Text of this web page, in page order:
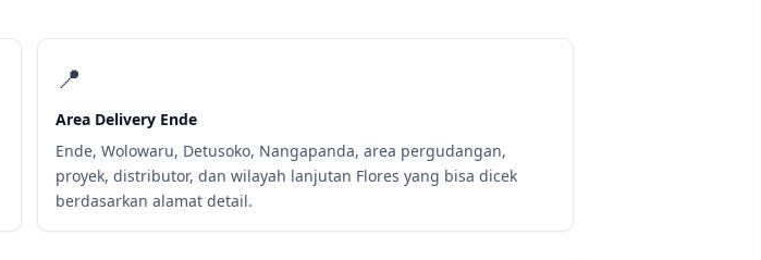
📍
Area Delivery Ende
Ende, Wolowaru, Detusoko, Nangapanda, area pergudangan,
proyek, distributor, dan wilayah lanjutan Flores yang bisa dicek
berdasarkan alamat detail.